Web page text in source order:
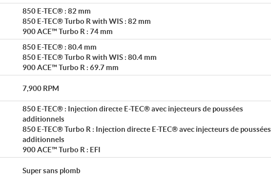
850 E-TEC® : 82 mm
850 E-TEC® Turbo R with WIS : 82 mm
900 ACE™ Turbo R : 74 mm
850 E-TEC® : 80.4 mm
850 E-TEC® Turbo R with WIS : 80.4 mm
900 ACE™ Turbo R : 69.7 mm
7,900 RPM
850 E-TEC® : Injection directe E-TEC® avec injecteurs de poussées
additionnels
850 E-TEC® Turbo R : Injection directe E-TEC® avec injecteurs de poussées
additionnels
900 ACE™ Turbo R : EFI
Super sans plomb